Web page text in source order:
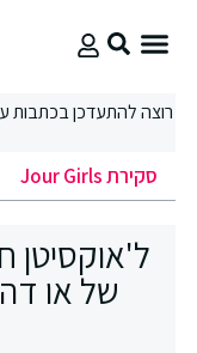
רוצה להתעדכן בכתבות
סקירת Jour Girls
ל'אוקסיטן